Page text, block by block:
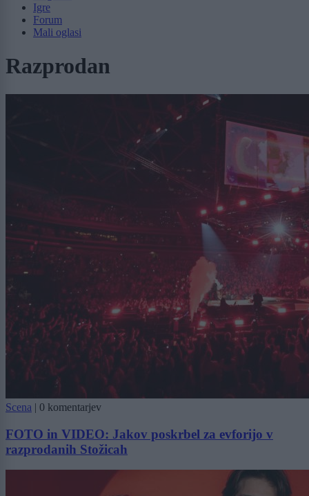
Igre
Forum
Mali oglasi
Razprodan
Scena | 0 komentarjev
FOTO in VIDEO: Jakov poskrbel za evforijo v
razprodanih Stožicah